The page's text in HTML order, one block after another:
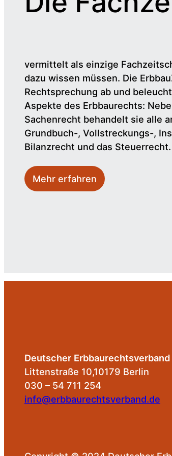
vermittelt als einzige
dazu wissen müssen. Die
Rechtsprechung ab und
Aspekte des Erbbaurechts:
Sachenrecht behandelt sie alle
Grundbuch-, Vollstreckungs-,
Bilanzrecht und das Steuerrecht.
Mehr erfahren
Deutscher Erbbaurechtsverband
Littenstraße 10,10179 Berlin
030 – 54 711 254
info@erbbaurechtsverband.de